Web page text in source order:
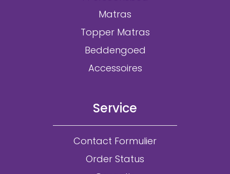
Matras
Topper Matras
Beddengoed
Accessoires
Service
Contact Formulier
Order Status